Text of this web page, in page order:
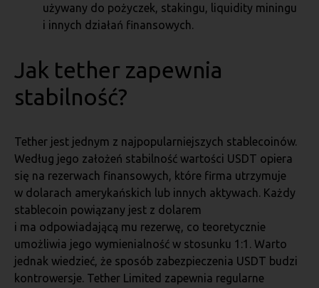
używany do pożyczek, stakingu, liquidity miningu
i innych działań finansowych.
Jak tether zapewnia
stabilność?
Tether jest jednym z najpopularniejszych stablecoinów.
Według jego założeń stabilność wartości USDT opiera
się na rezerwach finansowych, które firma utrzymuje
w dolarach amerykańskich lub innych aktywach. Każdy
stablecoin powiązany jest z dolarem
i ma odpowiadającą mu rezerwę, co teoretycznie
umożliwia jego wymienialność w stosunku 1:1. Warto
jednak wiedzieć, że sposób zabezpieczenia USDT budzi
kontrowersje. Tether Limited zapewnia regularne